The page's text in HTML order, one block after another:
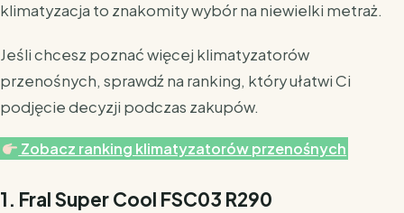
klimatyzacja to znakomity wybór na niewielki metraż.
Jeśli chcesz poznać więcej klimatyzatorów
przenośnych, sprawdź na ranking, który ułatwi Ci
podjęcie decyzji podczas zakupów.
Zobacz ranking klimatyzatorów przenośnych
1. Fral Super Cool FSC03 R290